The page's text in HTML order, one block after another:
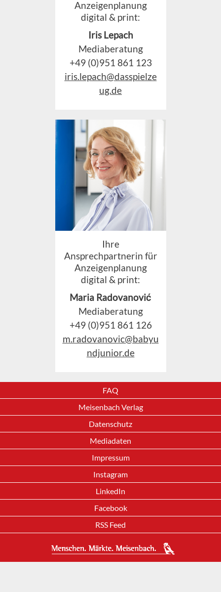
Anzeigenplanung
digital & print:
Iris Lepach
Mediaberatung
+49 (0)951 861 123
iris.lepach@dasspielze
ug.de
Ihre
Ansprechpartnerin für
Anzeigenplanung
digital & print:
Maria Radovanović
Mediaberatung
+49 (0)951 861 126
m.radovanovic@babyu
ndjunior.de
FAQ
Meisenbach Verlag
Datenschutz
Mediadaten
Impressum
Instagram
LinkedIn
Facebook
RSS Feed